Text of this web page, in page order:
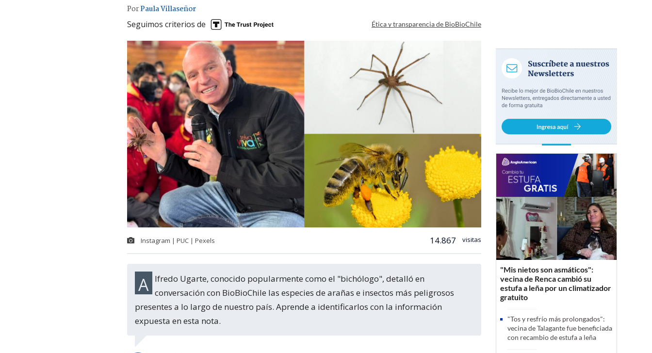
PorPaula Villaseñor
Seguimos criterios de Ética y transparencia de BioBioChile
Instagram | PUC | Pexels 14.867 visitas
Alfredo Ugarte, conocido popularmente como el "bichólogo", detalló en conversación con BioBioChile las especies de arañas e insectos más peligrosos
presentes a lo largo de nuestro país. Aprende a identificarlos con la información
expuesta en esta nota.
"Mis nietos son asmáticos":
vecina de Renca cambió su
estufa a leña por un climatizador
gratuito
"Tos y resfrío más prolongados":
vecina de Talagante fue beneficiada
con recambio de estufa a leña